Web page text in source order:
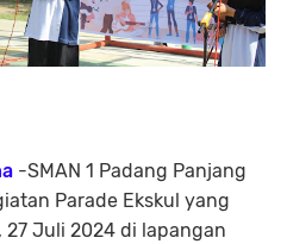
-SMAN 1 Padang Panjang
Parade Ekskul yang
Juli 2024 di lapangan